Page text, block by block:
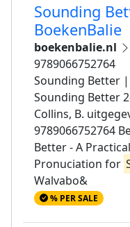
Sounding
BoekenBalie
boekenbalie.nl
9789066752764
Sounding Better |
Sounding Better
Collins, B.
9789066752764
Better - A
Pronuciation for
Walvabo&
% PER SALE